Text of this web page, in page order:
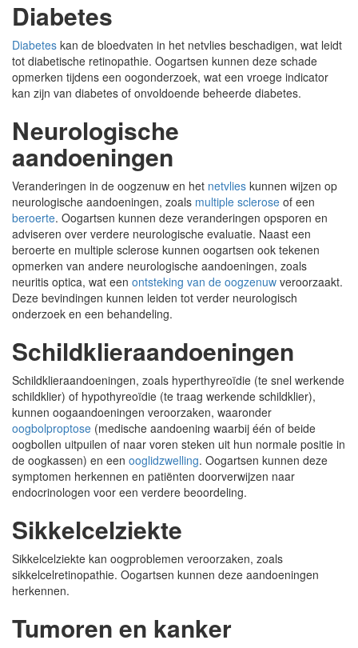
Diabetes
Diabetes kan de bloedvaten in het netvlies beschadigen, wat leidt
tot diabetische retinopathie. Oogartsen kunnen deze schade
opmerken tijdens een oogonderzoek, wat een vroege indicator
kan zijn van diabetes of onvoldoende beheerde diabetes.
Neurologische
aandoeningen
Veranderingen in de oogzenuw en het netvlies kunnen wijzen op
neurologische aandoeningen, zoals multiple sclerose of een
beroerte. Oogartsen kunnen deze veranderingen opsporen en
adviseren over verdere neurologische evaluatie. Naast een
beroerte en multiple sclerose kunnen oogartsen ook tekenen
opmerken van andere neurologische aandoeningen, zoals
neuritis optica, wat een ontsteking van de oogzenuw veroorzaakt.
Deze bevindingen kunnen leiden tot verder neurologisch
onderzoek en een behandeling.
Schildklieraandoeningen
Schildklieraandoeningen, zoals hyperthyreoïdie (te snel werkende
schildklier) of hypothyreoïdie (te traag werkende schildklier),
kunnen oogaandoeningen veroorzaken, waaronder
oogbolproptose (medische aandoening waarbij één of beide
oogbollen uitpuilen of naar voren steken uit hun normale positie in
de oogkassen) en een ooglidzwelling. Oogartsen kunnen deze
symptomen herkennen en patiënten doorverwijzen naar
endocrinologen voor een verdere beoordeling.
Sikkelcelziekte
Sikkelcelziekte kan oogproblemen veroorzaken, zoals
sikkelcelretinopathie. Oogartsen kunnen deze aandoeningen
herkennen.
Tumoren en kanker